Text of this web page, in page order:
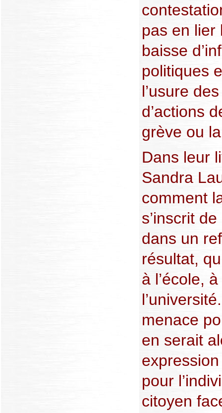
pas en lier
baisse
politiques
l’usure
d’actions
grève ou
Dans leur
Sandra
comment
s’inscrit
dans un
résultat,
à l’école,
menace
en serait
pour
citoyen